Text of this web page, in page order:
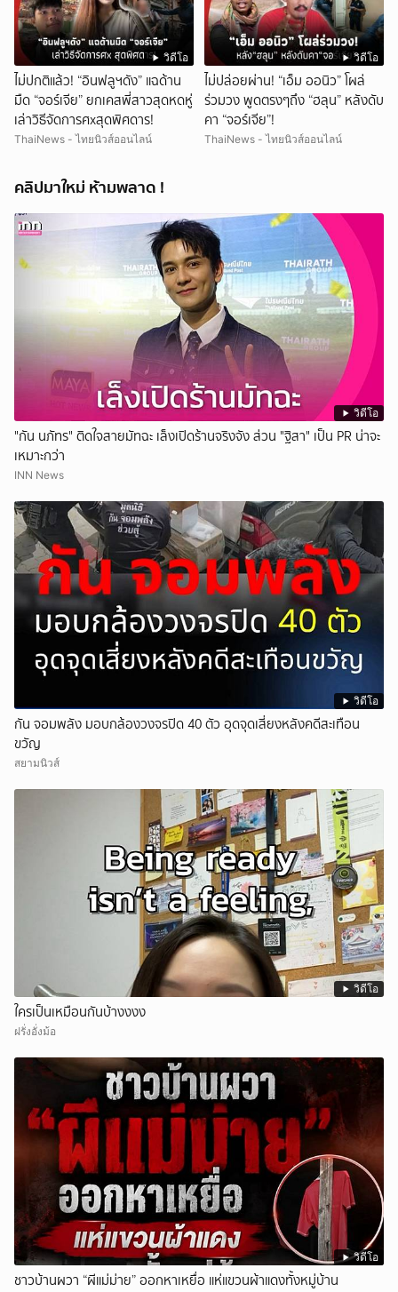
วิดีโอ
ไม่ปกติแล้ว! “อินฟลูฯดัง” แฉด้าน
มืด “จอร์เจีย” ยกเคสพี่สาวสุดหดหู่
เล่าวิธีจัดการศxสุดพิศดาร!
ThaiNews - ไทยนิวส์ออนไลน์
วิดีโอ
ไม่ปล่อยผ่าน! “เอ็ม ออนิว” โผล่
ร่วมวง พูดตรงๆถึง “ฮลุน” หลังดับ
คา “จอร์เจีย”!
ThaiNews - ไทยนิวส์ออนไลน์
คลิปมาใหม่ ห้ามพลาด !
วิดีโอ
"กัน นภัทร" ติดใจสายมัทฉะ เล็งเปิดร้านจริงจัง ส่วน "ฐิสา" เป็น PR น่าจะ
เหมาะกว่า
INN News
วิดีโอ
กัน จอมพลัง มอบกล้องวงจรปิด 40 ตัว อุดจุดเสี่ยงหลังคดีสะเทือน
ขวัญ
สยามนิวส์
วิดีโอ
ใครเป็นเหมือนกันบ้างงงง
ฝรั่งอั่งม้อ
วิดีโอ
ชาวบ้านผวา “ผีแม่ม่าย” ออกหาเหยื่อ แห่แขวนผ้าแดงทั้งหมู่บ้าน